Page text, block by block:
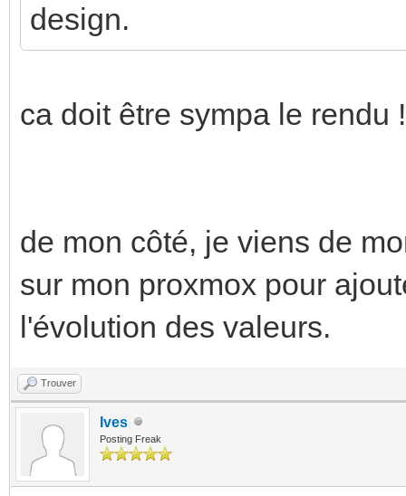
design.
ca doit être sympa le rendu !
de mon côté, je viens de
sur mon proxmox pour
l'évolution des valeurs.
Trouver
Ives
Posting Freak